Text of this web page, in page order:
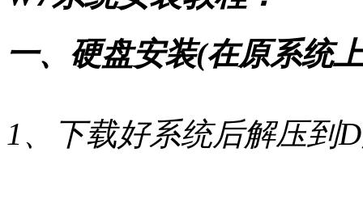
一、硬盘安装(在原系统
1、下载好系统后解压到